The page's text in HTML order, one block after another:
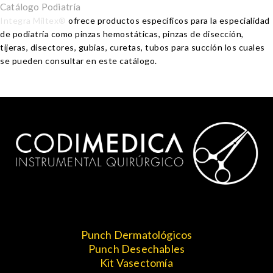
Catálogo Podiatría
Integra Miltex® ofrece productos específicos para la especialidad
de podiatría como pinzas hemostáticas, pinzas de disección,
tijeras, disectores, gubias, curetas, tubos para succión los cuales
se pueden consultar en este catálogo.
Punch Dermatológicos
Punch Desechables
Kit Vasectomía